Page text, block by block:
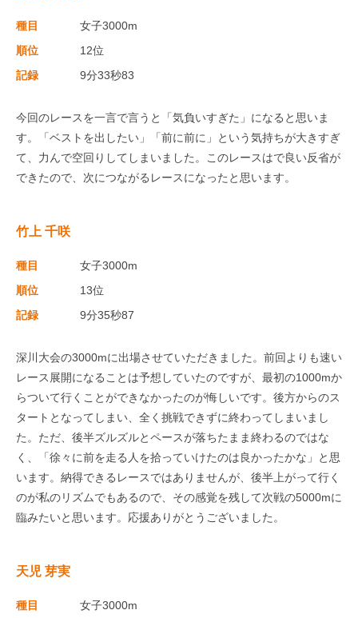
種目
女子3000m
順位
12位
記録
9分33秒83
今回のレースを一言で言うと「気負いすぎた」になると思いま
す。「ベストを出したい」「前に前に」という気持ちが大きすぎ
て、力んで空回りしてしまいました。このレースはで良い反省が
できたので、次につながるレースになったと思います。
竹上 千咲
種目
女子3000m
順位
13位
記録
9分35秒87
深川大会の3000mに出場させていただきました。前回よりも速い
レース展開になることは予想していたのですが、最初の1000mか
らついて行くことができなかったのが悔しいです。後方からのス
タートとなってしまい、全く挑戦できずに終わってしまいまし
た。ただ、後半ズルズルとペースが落ちたまま終わるのではな
く、「徐々に前を走る人を拾っていけたのは良かったかな」と思
います。納得できるレースではありませんが、後半上がって行く
のが私のリズムでもあるので、その感覚を残して次戦の5000mに
臨みたいと思います。応援ありがとうございました。
天児 芽実
種目
女子3000m